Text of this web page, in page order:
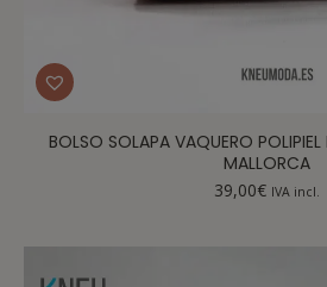
BOLSO SOLAPA VAQUERO
MALLORCA
39,00€ IVA incl.